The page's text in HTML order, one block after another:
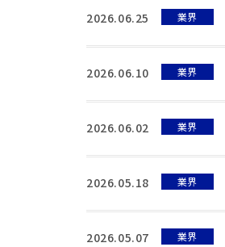
2026.06.25 業界
2026.06.10 業界
2026.06.02 業界
2026.05.18 業界
2026.05.07 業界